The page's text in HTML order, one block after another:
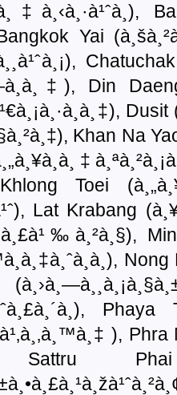
Yai
Chatuchak
Din
Dusit
Khan Na
Toei
Lat Krabang
Nong
),
Sattru